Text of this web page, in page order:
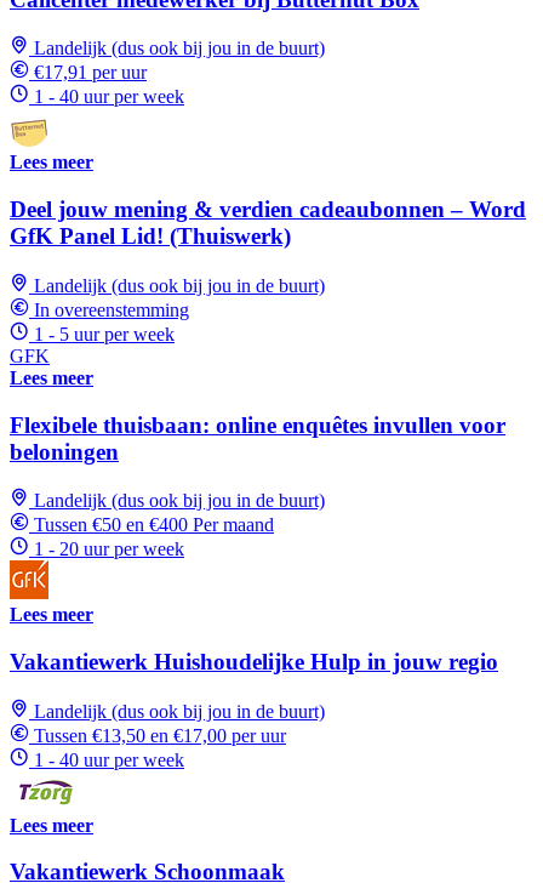
Landelijk (dus ook bij jou in de buurt)
€17,91 per uur
1 - 40 uur per week
Lees meer
Deel jouw mening & verdien cadeaubonnen – Word
GfK Panel Lid! (Thuiswerk)
Landelijk (dus ook bij jou in de buurt)
In overeenstemming
1 - 5 uur per week
GFK
Lees meer
Flexibele thuisbaan: online enquêtes invullen voor
beloningen
Landelijk (dus ook bij jou in de buurt)
Tussen €50 en €400 Per maand
1 - 20 uur per week
Lees meer
Vakantiewerk Huishoudelijke Hulp in jouw regio
Landelijk (dus ook bij jou in de buurt)
Tussen €13,50 en €17,00 per uur
1 - 40 uur per week
Lees meer
Vakantiewerk Schoonmaak